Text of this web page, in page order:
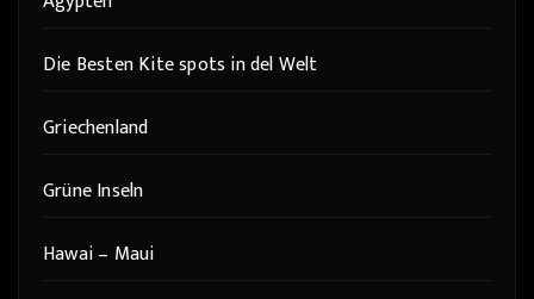
Die Besten Kite spots in del Welt
Griechenland
Grüne Inseln
Hawai – Maui